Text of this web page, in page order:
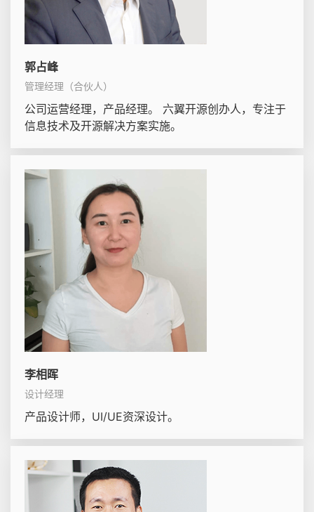
郭占峰
管理经理（合伙人）
公司运营经理，产品经理。 六翼开源创办人，专注于
信息技术及开源解决方案实施。
李相晖
设计经理
产品设计师，UI/UE资深设计。